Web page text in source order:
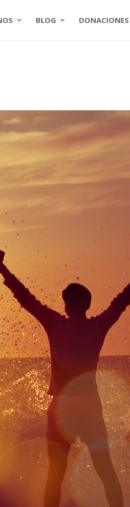
BLOG DONACIONES